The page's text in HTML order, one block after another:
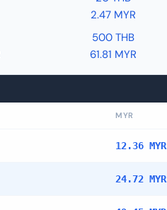
2.47 MYR
500 THB
61.81 MYR
MYR
12.36 MYR
24.72 MYR